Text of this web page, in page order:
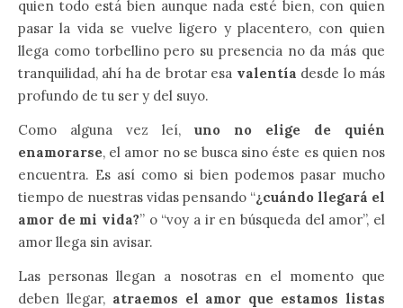
quien todo está bien aunque nada esté bien, con quien
pasar la vida se vuelve ligero y placentero, con quien
llega como torbellino pero su presencia no da más que
tranquilidad, ahí ha de brotar esa valentía desde lo más
profundo de tu ser y del suyo.
Como alguna vez leí, uno no elige de quién
enamorarse, el amor no se busca sino éste es quien nos
encuentra. Es así como si bien podemos pasar mucho
tiempo de nuestras vidas pensando “¿cuándo llegará el
amor de mi vida?” o “voy a ir en búsqueda del amor”, el
amor llega sin avisar.
Las personas llegan a nosotras en el momento que
deben llegar, atraemos el amor que estamos listas